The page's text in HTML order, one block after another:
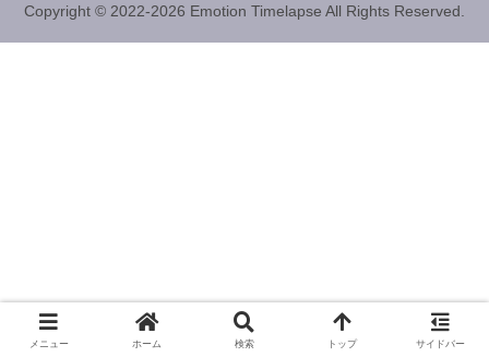
Copyright © 2022-2026 Emotion Timelapse All Rights Reserved.
メニュー ホーム 検索 トップ サイドバー